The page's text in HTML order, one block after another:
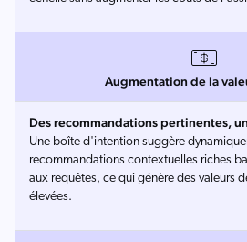
Augmentation de la
Des recommandations pertinentes,
Une boîte d'intention suggère
recommandations contextuelles riches
aux requêtes, ce qui génère des valeurs
élevées.